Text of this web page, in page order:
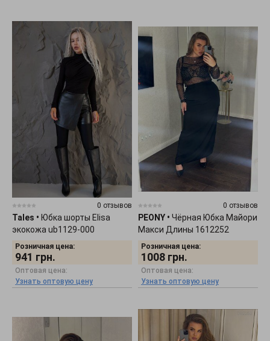
0 отзывов
Tales • Юбка шорты Elisa
экокожа ub1129-000
Розничная цена:
941 грн.
Оптовая цена:
Узнать оптовую цену
0 отзывов
PEONY • Чёрная Юбка Майори
Макси Длины 1612252
Розничная цена:
1008 грн.
Оптовая цена:
Узнать оптовую цену